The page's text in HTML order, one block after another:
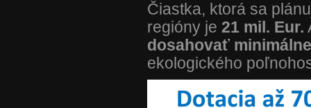
Čiastka, ktorá sa
regióny je 21 mil. Eur.
dosahovať
ekologického